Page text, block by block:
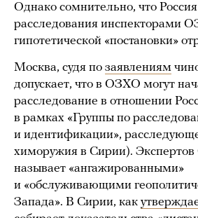
Однако сомнительно, что Россия
расследования инспекторами
гипотетической «постановки»
Москва, судя по заявлениям
допускает, что в ОЗХО могут
расследование в отношении
в рамках «Группы по
и идентификации»,
химоружия в Сирии).
называет «ангажированными»
и «обслуживающими
Запада». В Сирии, как